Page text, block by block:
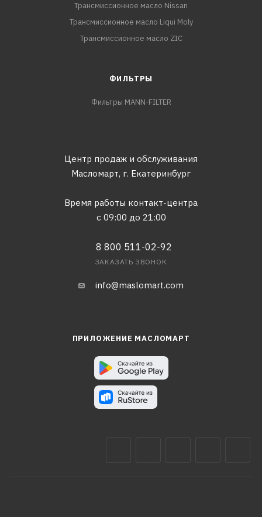
Трансмиссионное масло Nissan
Трансмиссионное масло Liqui Moly
Трансмиссионное масло ZIC
ФИЛЬТРЫ
Фильтры MANN-FILTER
Центр продаж и обслуживания
Масломарт, г. Екатеринбург
Время работы контакт-центра
с 09:00 до 21:00
8 800 511-02-92
ЗАКАЗАТЬ ЗВОНОК
info@maslomart.com
ПРИЛОЖЕНИЕ МАСЛОМАРТ